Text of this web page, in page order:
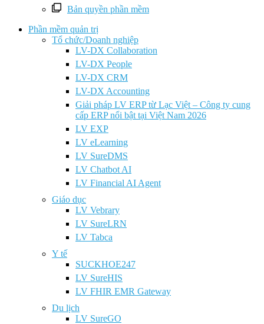
Bản quyền phần mềm
Phần mềm quản trị
Tổ chức/Doanh nghiệp
LV-DX Collaboration
LV-DX People
LV-DX CRM
LV-DX Accounting
Giải pháp LV ERP từ Lạc Việt – Công ty cung
cấp ERP nổi bật tại Việt Nam 2026
LV EXP
LV eLearning
LV SureDMS
LV Chatbot AI
LV Financial AI Agent
Giáo dục
LV Vebrary
LV SureLRN
LV Tabca
Y tế
SUCKHOE247
LV SureHIS
LV FHIR EMR Gateway
Du lịch
LV SureGO